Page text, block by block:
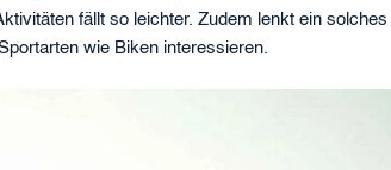
fällt so leichter. Zudem lenkt ein solches
wie Biken interessieren.